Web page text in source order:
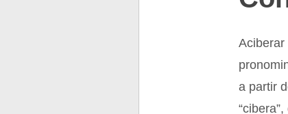
Aciberar
a partir